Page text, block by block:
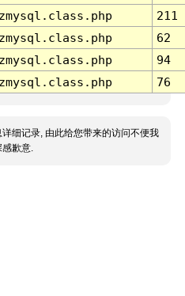
211
62
94
76
细记录, 由此给您带来的访问不便我
感歉意.